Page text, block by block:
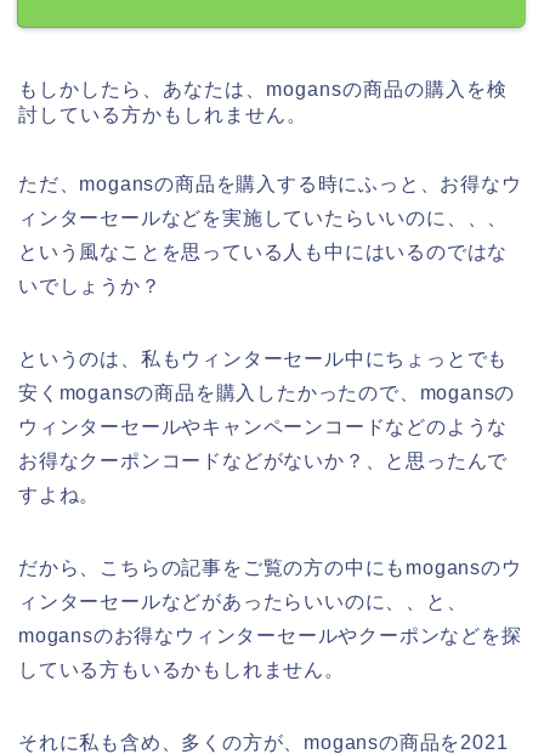
もしかしたら、あなたは、mogansの商品の購入を検
討している方かもしれません。
ただ、mogansの商品を購入する時にふっと、お得なウ
ィンターセールなどを実施していたらいいのに、、、
という風なことを思っている人も中にはいるのではな
いでしょうか？
というのは、私もウィンターセール中にちょっとでも
安くmogansの商品を購入したかったので、mogansの
ウィンターセールやキャンペーンコードなどのような
お得なクーポンコードなどがないか？、と思ったんで
すよね。
だから、こちらの記事をご覧の方の中にもmogansのウ
ィンターセールなどがあったらいいのに、、と、
mogansのお得なウィンターセールやクーポンなどを探
している方もいるかもしれません。
それに私も含め、多くの方が、mogansの商品を2021